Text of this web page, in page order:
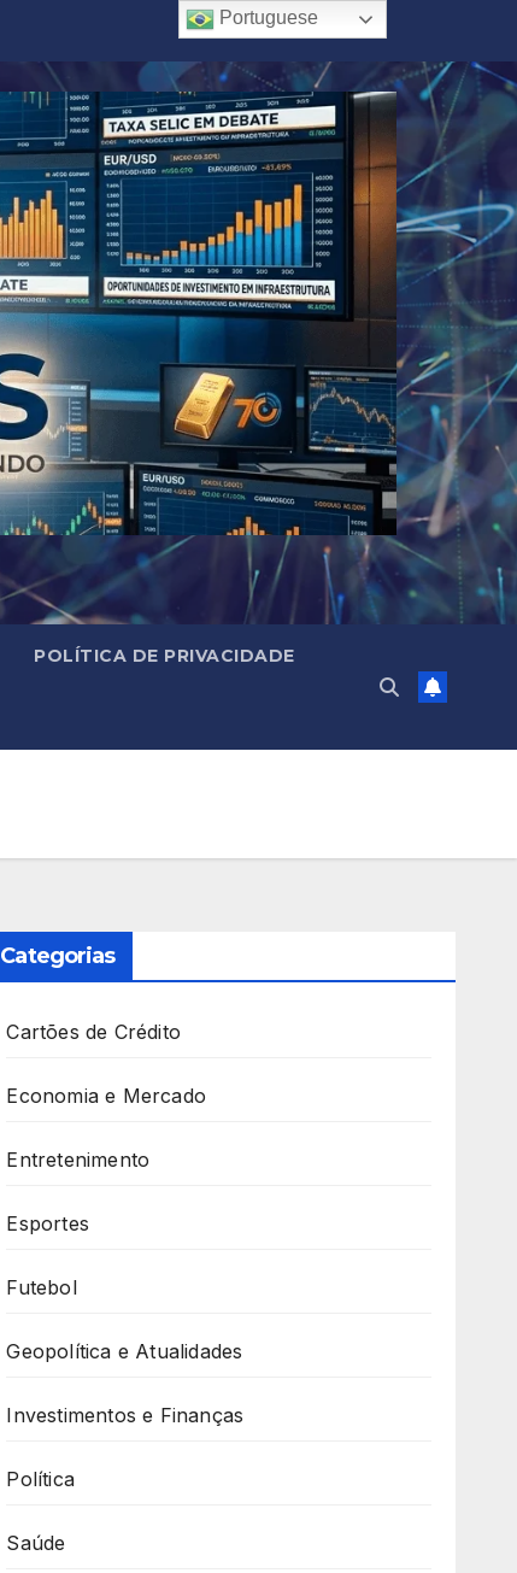
POLÍTICA DE PRIVACIDADE
Categorias
Cartões de Crédito
Economia e Mercado
Entretenimento
Esportes
Futebol
Geopolítica e Atualidades
Investimentos e Finanças
Política
Saúde
Portuguese